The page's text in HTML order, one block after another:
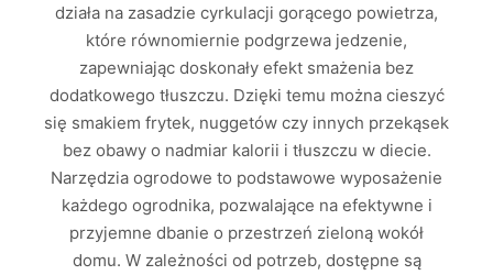
działa na zasadzie cyrkulacji gorącego powietrza,
które równomiernie podgrzewa jedzenie,
zapewniając doskonały efekt smażenia bez
dodatkowego tłuszczu. Dzięki temu można cieszyć
się smakiem frytek, nuggetów czy innych przekąsek
bez obawy o nadmiar kalorii i tłuszczu w diecie.
Narzędzia ogrodowe to podstawowe wyposażenie
każdego ogrodnika, pozwalające na efektywne i
przyjemne dbanie o przestrzeń zieloną wokół
domu. W zależności od potrzeb, dostępne są